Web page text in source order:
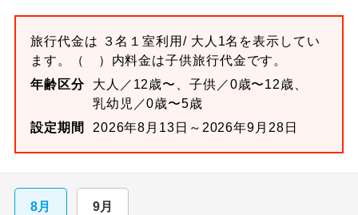
旅行代金は ３名１室利用/ 大人1名を表示してい
ます。
（ ）内料金は子供旅行代金です。
年齢区分
大人／12歳〜、子供／0歳〜12歳、
乳幼児／0歳〜5歳
設定期間
2026年8月13日～2026年9月28日
8月 9月